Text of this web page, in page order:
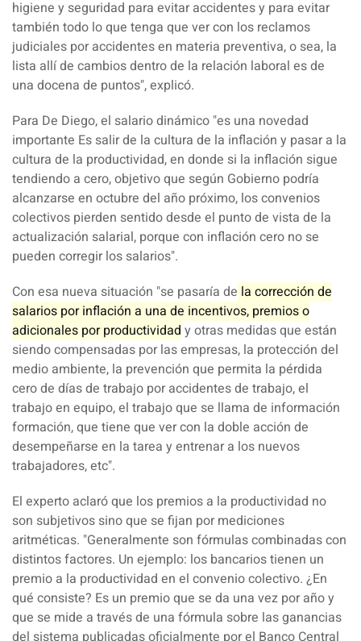
higiene y seguridad para evitar accidentes y para evitar
también todo lo que tenga que ver con los reclamos
judiciales por accidentes en materia preventiva, o sea, la
lista allí de cambios dentro de la relación laboral es de
una docena de puntos", explicó.
Para De Diego, el salario dinámico "es una novedad
importante Es salir de la cultura de la inflación y pasar a la
cultura de la productividad, en donde si la inflación sigue
tendiendo a cero, objetivo que según Gobierno podría
alcanzarse en octubre del año próximo, los convenios
colectivos pierden sentido desde el punto de vista de la
actualización salarial, porque con inflación cero no se
pueden corregir los salarios".
Con esa nueva situación "se pasaría de la corrección de
salarios por inflación a una de incentivos, premios o
adicionales por productividad y otras medidas que están
siendo compensadas por las empresas, la protección del
medio ambiente, la prevención que permita la pérdida
cero de días de trabajo por accidentes de trabajo, el
trabajo en equipo, el trabajo que se llama de información
formación, que tiene que ver con la doble acción de
desempeñarse en la tarea y entrenar a los nuevos
trabajadores, etc".
El experto aclaró que los premios a la productividad no
son subjetivos sino que se fijan por mediciones
aritméticas. "Generalmente son fórmulas combinadas con
distintos factores. Un ejemplo: los bancarios tienen un
premio a la productividad en el convenio colectivo. ¿En
qué consiste? Es un premio que se da una vez por año y
que se mide a través de una fórmula sobre las ganancias
del sistema publicadas oficialmente por el Banco Central